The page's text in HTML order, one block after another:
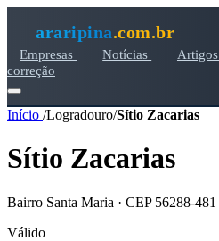
araripina.com.br
Empresas Notícias Artigos
correção
Início /Logradouro/Sítio Zacarias
Sítio Zacarias
Bairro Santa Maria · CEP 56288-481
Válido